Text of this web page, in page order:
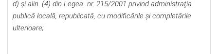
d) şi alin. (4) din Legea nr. 215/2001 privind administraţia
publică locală, republicată, cu modificările şi completările
ulterioare;